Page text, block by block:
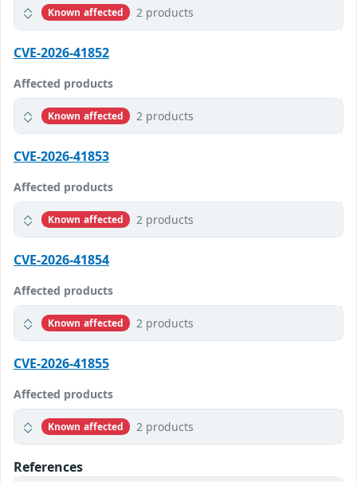
Known affected 2 products
CVE-2026-41852
Affected products
Known affected 2 products
CVE-2026-41853
Affected products
Known affected 2 products
CVE-2026-41854
Affected products
Known affected 2 products
CVE-2026-41855
Affected products
Known affected 2 products
References